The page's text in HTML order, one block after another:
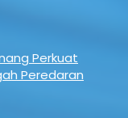
Perkuat
Peredaran